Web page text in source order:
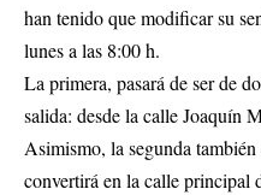
han tenido que modificar su
lunes a las 8:00 h.
La primera, pasará de ser de
salida: desde la calle Joaquín
Asimismo, la segunda
convertirá en la calle principal